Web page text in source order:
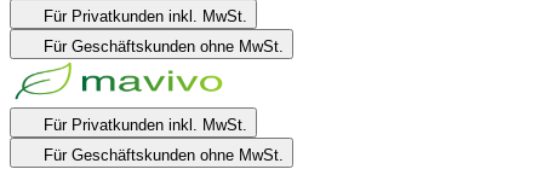
Für Privatkunden inkl. MwSt.
Für Geschäftskunden ohne MwSt.
Für Privatkunden inkl. MwSt.
Für Geschäftskunden ohne MwSt.